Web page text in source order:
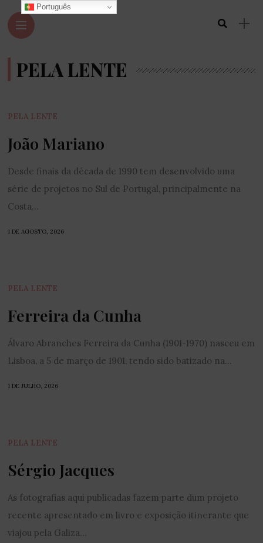
PELA LENTE
PELA LENTE
João Mariano
Desde finais da década de 1990 tem desenvolvido uma
série de projetos no Sul de Portugal, principalmente na
Costa...
1 DE AGOSTO, 2026
PELA LENTE
Ferreira da Cunha
Álvaro Abranches Ferreira da Cunha (1901-1970) nasceu em
Lisboa, a 5 de março de 1901, tendo sido batizado na...
1 DE JULHO, 2026
PELA LENTE
Sérgio Jacques
As fotografias aqui publicadas fazem parte dum projeto
recente apresentado em livro e exposição itinerante que
viajou pela Galiza...
Português